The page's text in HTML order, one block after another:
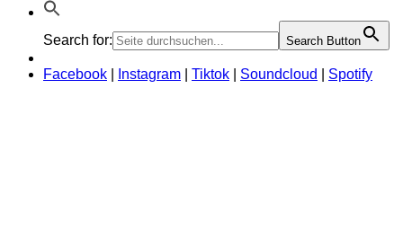
Search for: Search Button
Facebook Instagram Tiktok Soundcloud Spotify